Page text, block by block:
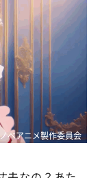
ベアニメ製作委員会